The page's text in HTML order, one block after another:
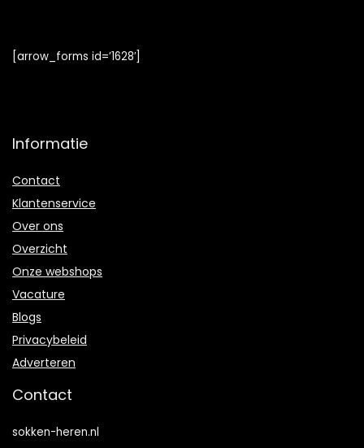
[arrow_forms id=’1628′]
Informatie
Contact
Klantenservice
Over ons
Overzicht
Onze webshops
Vacature
Blogs
Privacybeleid
Adverteren
Contact
sokken-heren.nl